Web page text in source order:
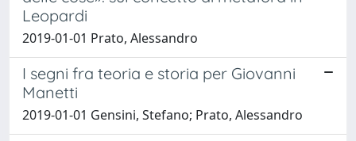
Leopardi
2019-01-01 Prato, Alessandro
I segni fra teoria e storia per Giovanni
Manetti
2019-01-01 Gensini, Stefano; Prato, Alessandro